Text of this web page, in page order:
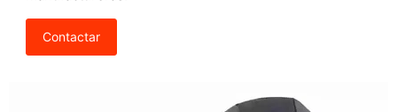
Contactar